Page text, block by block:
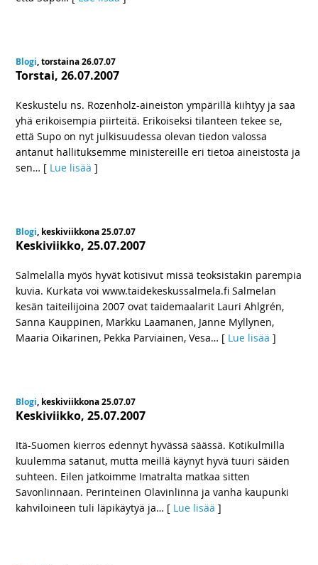
Blogi, torstaina 26.07.07
Torstai, 26.07.2007
Keskustelu ns. Rozenholz-aineiston ympärillä kiihtyy ja saa
yhä erikoisempia piirteitä. Erikoiseksi tilanteen tekee se,
että Supo on nyt julkisuudessa olevan tiedon valossa
antanut hallituksemme ministereille eri tietoa aineistosta ja
sen… [ Lue lisää ]
Blogi, keskiviikkona 25.07.07
Keskiviikko, 25.07.2007
Salmelalla myös hyvät kotisivut missä teoksistakin parempia
kuvia. Kurkata voi www.taidekeskussalmela.fi Salmelan
kesän taiteilijoina 2007 ovat taidemaalarit Lauri Ahlgrén,
Sanna Kauppinen, Markku Laamanen, Janne Myllynen,
Maaria Oikarinen, Pekka Parviainen, Vesa… [ Lue lisää ]
Blogi, keskiviikkona 25.07.07
Keskiviikko, 25.07.2007
Itä-Suomen kierros edennyt hyvässä säässä. Kotikulmilla
kuulemma satanut, mutta meillä käynyt hyvä tuuri säiden
suhteen. Eilen jatkoimme Imatralta matkaa sitten
Savonlinnaan. Perinteinen Olavinlinna ja vanha kaupunki
kahviloineen tuli läpikäytyä ja… [ Lue lisää ]